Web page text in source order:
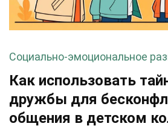
Социально-эмоциональное
Как использовать
дружбы для
общения в детском